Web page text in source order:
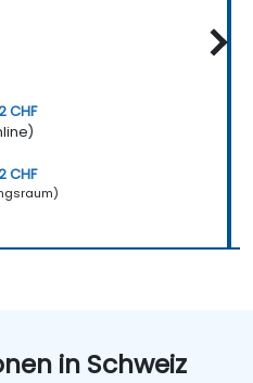
CHF
CHF
in Schweiz